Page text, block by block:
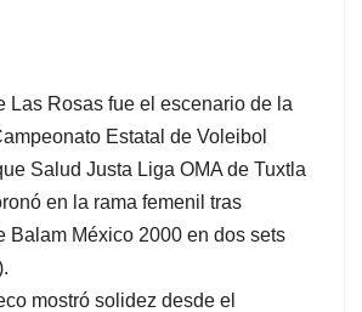
Las Rosas fue el escenario de la
Estatal de Voleibol
Salud Justa Liga OMA de Tuxtla
en la rama femenil tras
Balam México 2000 en dos sets
mostró solidez desde el